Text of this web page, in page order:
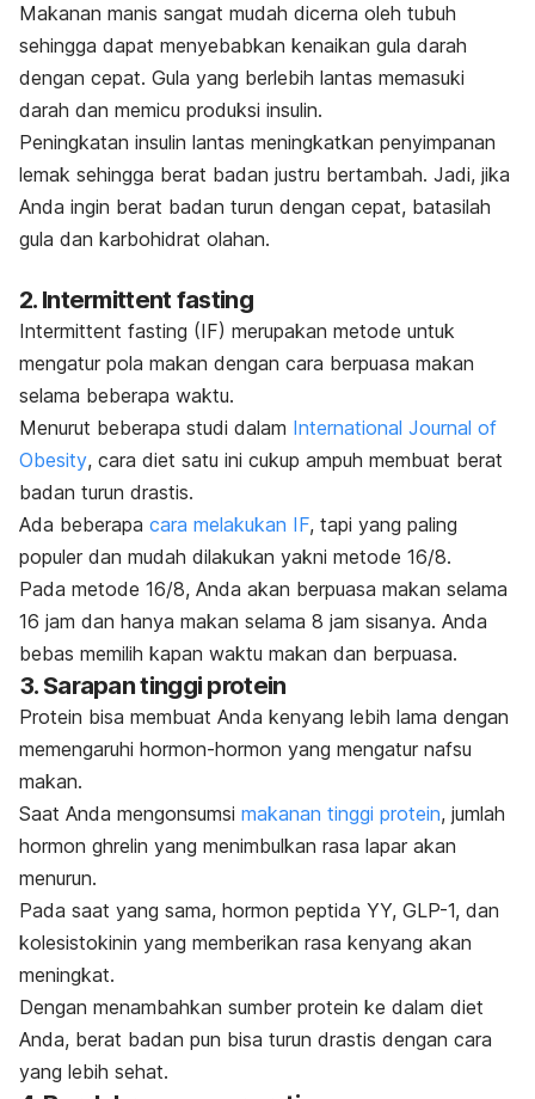
Makanan manis sangat mudah dicerna oleh tubuh
sehingga dapat menyebabkan kenaikan gula darah
dengan cepat. Gula yang berlebih lantas memasuki
darah dan memicu produksi insulin.
Peningkatan insulin lantas meningkatkan penyimpanan
lemak sehingga berat badan justru bertambah. Jadi, jika
Anda ingin berat badan turun dengan cepat, batasilah
gula dan karbohidrat olahan.
2. Intermittent fasting
Intermittent fasting (IF) merupakan metode untuk
mengatur pola makan dengan cara berpuasa makan
selama beberapa waktu.
Menurut beberapa studi dalam International Journal of
Obesity, cara diet satu ini cukup ampuh membuat berat
badan turun drastis.
Ada beberapa cara melakukan IF, tapi yang paling
populer dan mudah dilakukan yakni metode 16/8.
Pada metode 16/8, Anda akan berpuasa makan selama
16 jam dan hanya makan selama 8 jam sisanya. Anda
bebas memilih kapan waktu makan dan berpuasa.
3. Sarapan tinggi protein
Protein bisa membuat Anda kenyang lebih lama dengan
memengaruhi hormon-hormon yang mengatur nafsu
makan.
Saat Anda mengonsumsi makanan tinggi protein, jumlah
hormon ghrelin yang menimbulkan rasa lapar akan
menurun.
Pada saat yang sama, hormon peptida YY, GLP-1, dan
kolesistokinin yang memberikan rasa kenyang akan
meningkat.
Dengan menambahkan sumber protein ke dalam diet
Anda, berat badan pun bisa turun drastis dengan cara
yang lebih sehat.